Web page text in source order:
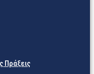
Πράξεις